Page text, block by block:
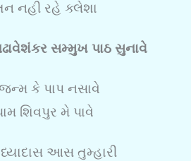
નહી રહે ક્લેશા
સમ્મુખ પાઠ સુનાવે
કે પાપ નસાવે
શિવપુર મે પાવે
આસ તુમ્હારી